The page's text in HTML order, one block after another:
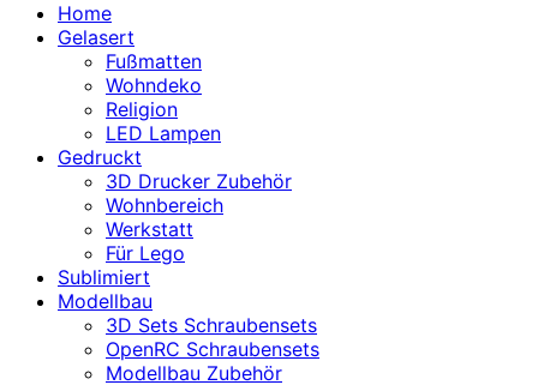
Home
Gelasert
Fußmatten
Wohndeko
Religion
LED Lampen
Gedruckt
3D Drucker Zubehör
Wohnbereich
Werkstatt
Für Lego
Sublimiert
Modellbau
3D Sets Schraubensets
OpenRC Schraubensets
Modellbau Zubehör